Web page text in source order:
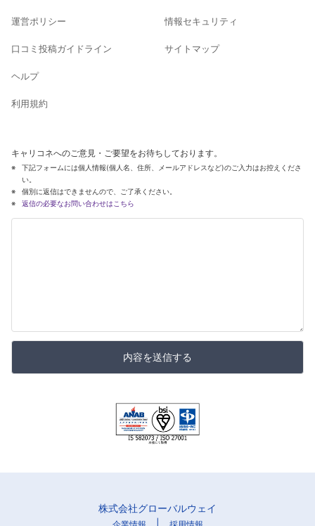
運営ポリシー
口コミ投稿ガイドライン
ヘルプ
利用規約
情報セキュリティ
サイトマップ
キャリコネへのご意見・ご要望をお待ちしております。
下記フォームには個人情報(個人名、住所、メールアドレスなど)のご入力はお控えくださ
い。
個別に返信はできませんので、ご了承ください。
返信の必要なお問い合わせはこちら
内容を送信する
株式会社グローバルウェイ